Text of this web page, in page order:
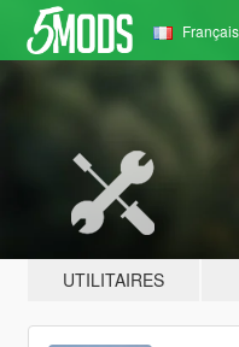
Français
UTILITAIRES